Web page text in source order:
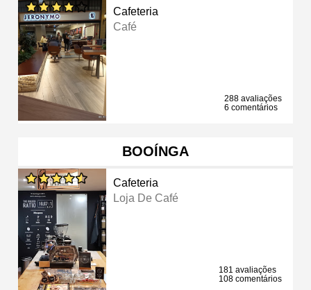
Cafeteria
Café
288 avaliações
6 comentários
BOOÍNGA
Cafeteria
Loja De Café
181 avaliações
108 comentários